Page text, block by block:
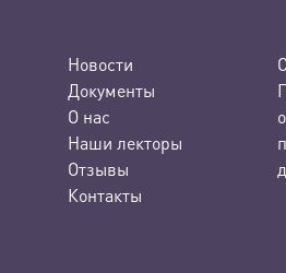
Новости
Документы
О нас
Наши лекторы
Отзывы
Контакты